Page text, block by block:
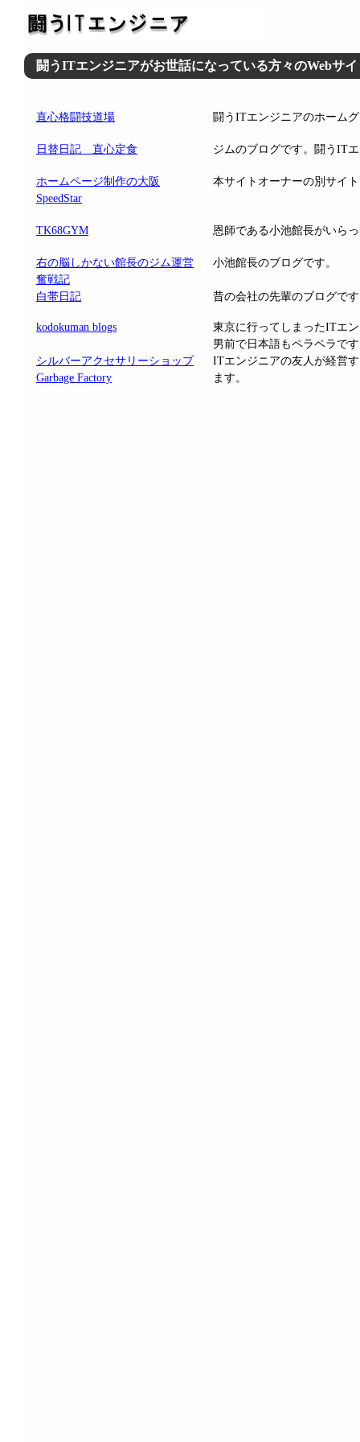
闘うITエンジニアがお世話になっている方々のWebサ
直心格闘技道場 闘うITエンジニアのホーム
日替日記 直心定食 ジムのブログです。闘うIT
ホームページ制作の大阪
SpeedStar
本サイトオーナーの別サイ
TK68GYM 恩師である小池館長がいら
右の脳しかない館長のジム運営
奮戦記
小池館長のブログです。
白帯日記 昔の会社の先輩のブログで
kodokuman blogs
東京に行ってしまったITエ
男前で日本語もペラペラで
シルバーアクセサリーショップ
Garbage Factory
ITエンジニアの友人が経営
ます。